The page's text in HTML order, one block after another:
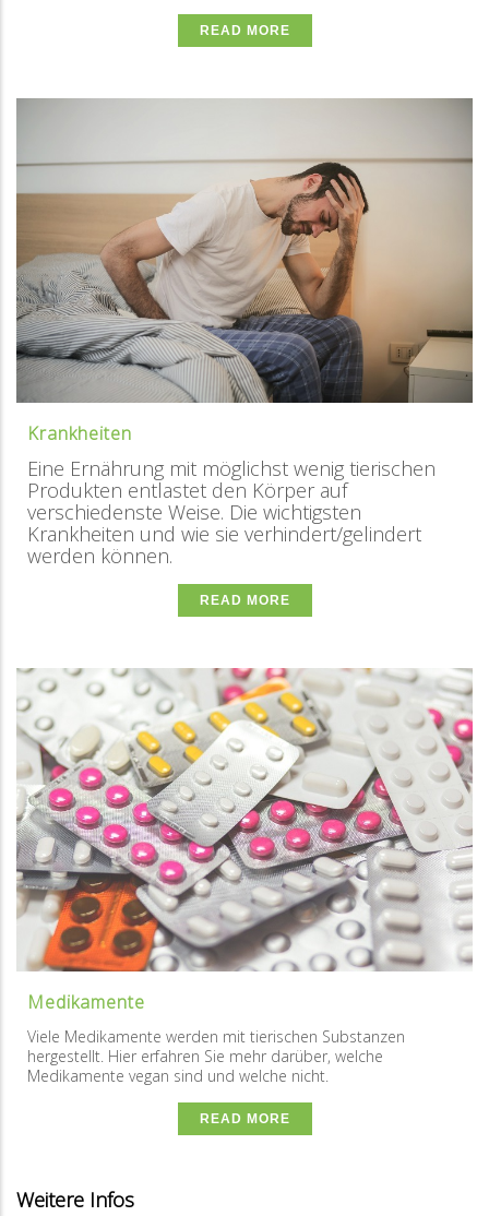
READ MORE
Krankheiten
Eine Ernährung mit möglichst wenig tierischen
Produkten entlastet den Körper auf
verschiedenste Weise. Die wichtigsten
Krankheiten und wie sie verhindert/gelindert
werden können.
READ MORE
Medikamente
Viele Medikamente werden mit tierischen Substanzen
hergestellt. Hier erfahren Sie mehr darüber, welche
Medikamente vegan sind und welche nicht.
READ MORE
Weitere Infos